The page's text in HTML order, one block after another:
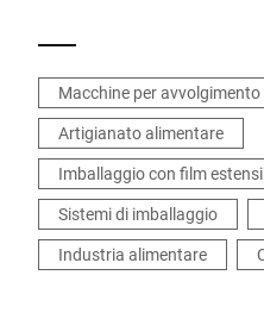
Macchine per
Artigianato alimentare
Imballaggio con film
Sistemi di imballaggio
Industria alimentare